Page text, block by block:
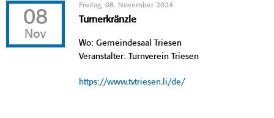
08
Nov
Freitag, 08. November 2024
Turnerkränzle
Wo: Gemeindesaal Triesen
Veranstalter: Turnverein Triesen
https://www.tvtriesen.li/de/